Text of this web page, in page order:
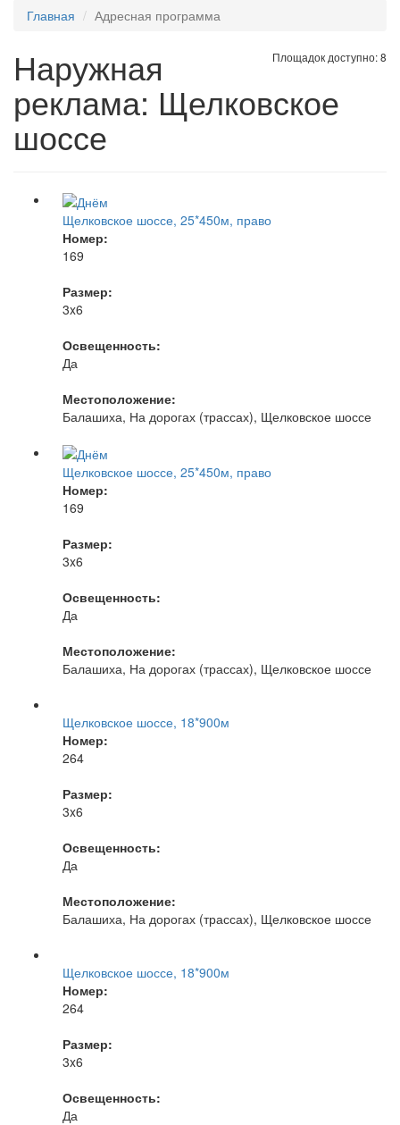
Главная
Адресная программа
Площадок доступно: 8
Наружная
реклама: Щелковское
шоссе
Щелковское шоссе, 25*450м, право
Номер:
169
Размер:
3x6
Освещенность:
Да
Местоположение:
Балашиха, На дорогах (трассах), Щелковское шоссе
Щелковское шоссе, 25*450м, право
Номер:
169
Размер:
3x6
Освещенность:
Да
Местоположение:
Балашиха, На дорогах (трассах), Щелковское шоссе
Щелковское шоссе, 18*900м
Номер:
264
Размер:
3x6
Освещенность:
Да
Местоположение:
Балашиха, На дорогах (трассах), Щелковское шоссе
Щелковское шоссе, 18*900м
Номер:
264
Размер:
3x6
Освещенность:
Да